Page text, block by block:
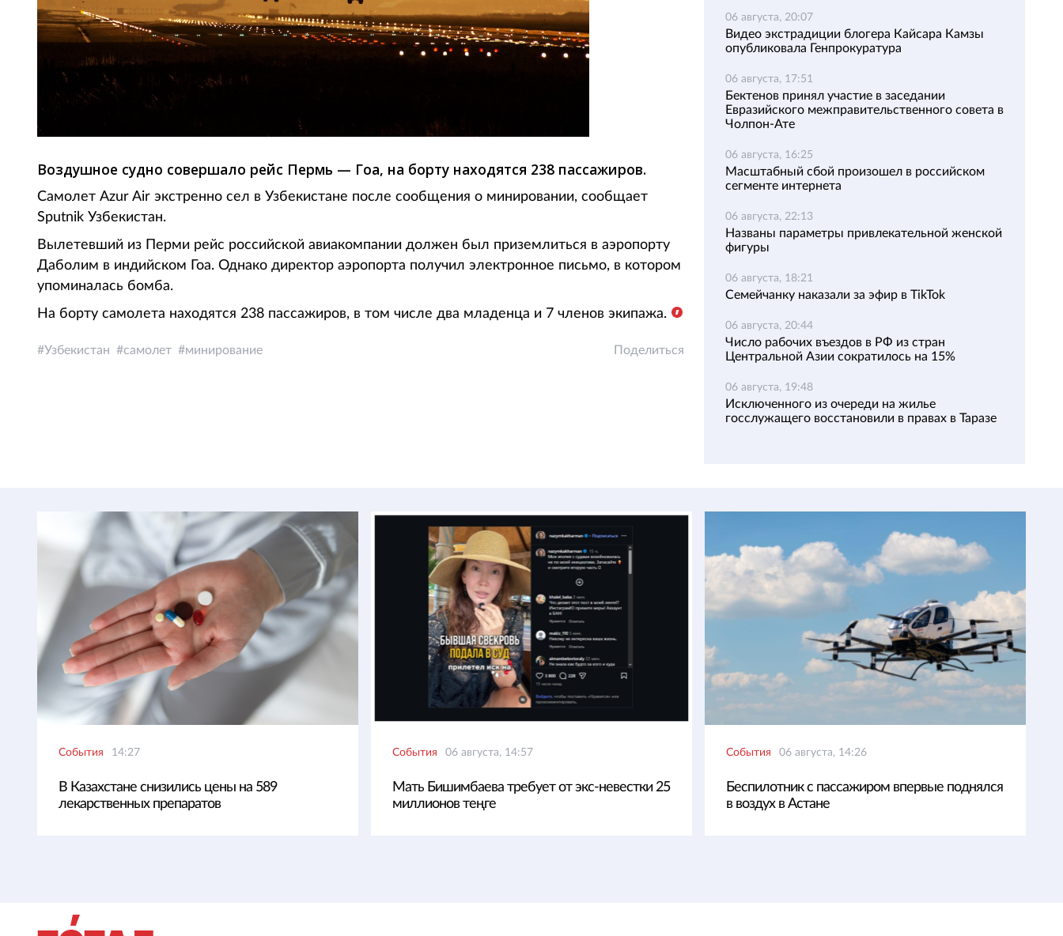
Воздушное судно совершало рейс Пермь — Гоа, на борту находятся 238 пассажиров.
Самолет Azur Air экстренно сел в Узбекистане после сообщения о минировании, сообщает
Sputnik Узбекистан.
Вылетевший из Перми рейс российской авиакомпании должен был приземлиться в аэропорту
Даболим в индийском Гоа. Однако директор аэропорта получил электронное письмо, в котором
упоминалась бомба.
На борту самолета находятся 238 пассажиров, в том числе два младенца и 7 членов экипажа.
Узбекистан самолет минирование Поделиться
06 августа, 20:07
Видео экстрадиции блогера Кайсара Камзы
опубликовала Генпрокуратура
06 августа, 17:51
Бектенов принял участие в заседании
Евразийского межправительственного совета в
Чолпон-Ате
06 августа, 16:25
Масштабный сбой произошел в российском
сегменте интернета
06 августа, 22:13
Названы параметры привлекательной женской
фигуры
06 августа, 18:21
Семейчанку наказали за эфир в TikTok
06 августа, 20:44
Число рабочих въездов в РФ из стран
Центральной Азии сократилось на 15%
06 августа, 19:48
Исключенного из очереди на жилье
госслужащего восстановили в правах в Таразе
События 14:27
В Казахстане снизились цены на 589
лекарственных препаратов
События 06 августа, 14:57
Мать Бишимбаева требует от экс-невестки 25
миллионов теңге
События 06 августа, 14:26
Беспилотник с пассажиром впервые поднялся
в воздух в Астане